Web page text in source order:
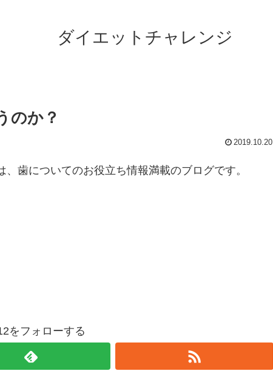
ダイエットチャレンジ
のか？
2019.10.20
歯についてのお役立ち情報満載のブログです。
をフォローする